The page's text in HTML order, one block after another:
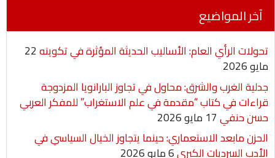
e
b
o
o
k
t
t
e
r
s
A
p
p
e
n
g
e
r
l
l
t
آخر المواضيع
تحولات الرأي العام: الأساليب الحديثة المؤثرة في تكوينه22
مايو 2026
جدلية الغرب والشرق: محاول في تجاوز البارانويا المزدوجة
قراءات في كتاب “مقدمة في علم الاستغراب” للمفكر العربي
حسن حنفي17 مايو 2026
الحزن مابعد الاستعماري: حينما يتجاوز الخيال السياسي في
الأدب السرديات الكبرى6 مايو 2026